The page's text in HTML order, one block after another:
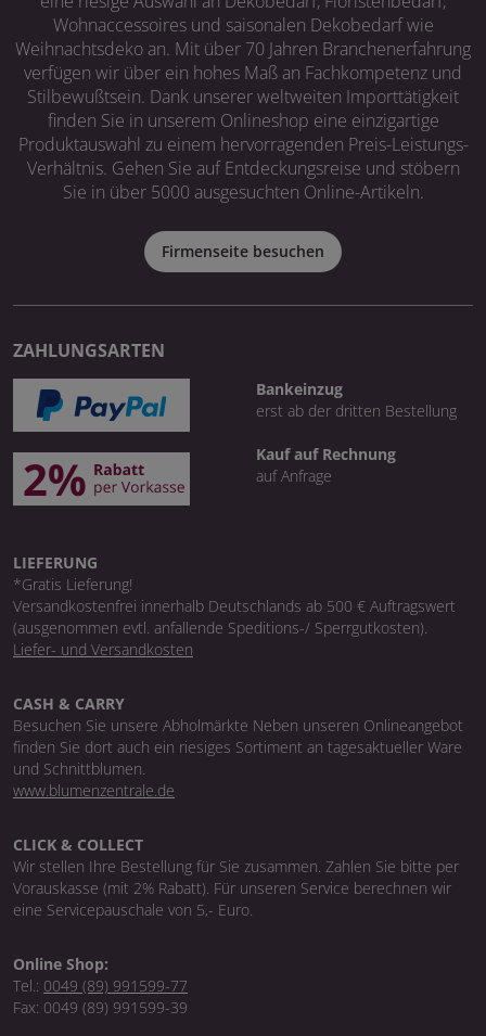
Wohnaccessoires und saisonalen Dekobedarf wie
Weihnachtsdeko an. Mit über 70 Jahren Branchenerfahrung
verfügen wir über ein hohes Maß an Fachkompetenz und
Stilbewußtsein. Dank unserer weltweiten Importtätigkeit
finden Sie in unserem Onlineshop eine einzigartige
Produktauswahl zu einem hervorragenden Preis-Leistungs-
Verhältnis. Gehen Sie auf Entdeckungsreise und stöbern
Sie in über 5000 ausgesuchten Online-Artikeln.
Firmenseite besuchen
ZAHLUNGSARTEN
Bankeinzug
erst ab der dritten Bestellung
Kauf auf Rechnung
auf Anfrage
LIEFERUNG
*Gratis Lieferung!
Versandkostenfrei innerhalb Deutschlands ab 500 € Auftragswert
(ausgenommen evtl. anfallende Speditions-/ Sperrgutkosten).
Liefer- und Versandkosten
CASH & CARRY
Besuchen Sie unsere Abholmärkte Neben unseren Onlineangebot
finden Sie dort auch ein riesiges Sortiment an tagesaktueller Ware
und Schnittblumen.
www.blumenzentrale.de
CLICK & COLLECT
Wir stellen Ihre Bestellung für Sie zusammen. Zahlen Sie bitte per
Vorauskasse (mit 2% Rabatt). Für unseren Service berechnen wir
eine Servicepauschale von 5,- Euro.
Online Shop:
Tel.: 0049 (89) 991599-77
Fax: 0049 (89) 991599-39